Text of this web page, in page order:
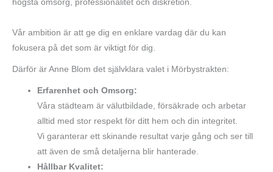
högsta omsorg, professionalitet och diskretion.
Vår ambition är att ge dig en enklare vardag där du kan
fokusera på det som är viktigt för dig.
Därför är Anne Blom det självklara valet i Mörbystrakten:
Erfarenhet och Omsorg:
Våra städteam är välutbildade, försäkrade och arbetar
alltid med stor respekt för ditt hem och din integritet.
Vi garanterar ett skinande resultat varje gång och ser till
att även de små detaljerna blir hanterade.
Hållbar Kvalitet: